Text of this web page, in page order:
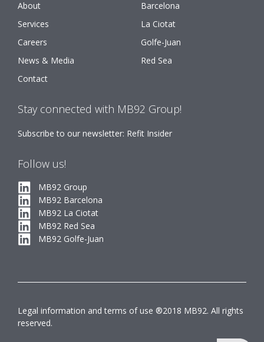
About
Services
Careers
News & Media
Contact
Barcelona
La Ciotat
Golfe-Juan
Red Sea
Stay connected with MB92 Group!
Subscribe to our newsletter: Refit Insider
Follow us!
MB92 Group
MB92 Barcelona
MB92 La Ciotat
MB92 Red Sea
MB92 Golfe-Juan
Legal information and terms of use ®2018 MB92. All rights
reserved.